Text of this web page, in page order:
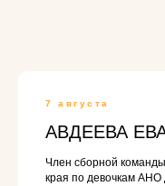
7 августа
АВДЕЕВА
Член сборной
края по девочкам